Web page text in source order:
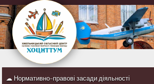
☁ Нормативно-правові засади діяльності